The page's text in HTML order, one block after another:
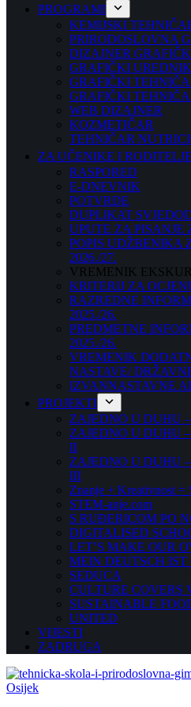
PROGRAMI
KEMIJSKI
PRIRODOSLOVNA
DIZAJNER
GRAFIČKI
GRAFIČKI
GRAFIČKI
WEB DIZAJNER
KOZMETIČAR
TEHNIČAR
ZA UČENIKE I RODITELJE
RASPORED
E-DNEVNIK
POTVRDE
DUPLIKAT
UPUTE ZA PISANJE
POPIS UDŽBENIKA
2026./27.
VREMENIK
KRITERIJ ZA
RAZREDNE
2025./26.
PREDMETNE
2025./26.
VREMENIK
NASTAVE/
IZVANNASTAVNE
PROJEKTI
ZAJEDNO U DUHU
ZAJEDNO U DUHU
II
ZAJEDNO U DUHU
III
Znanje + Kreativnost =
STEM-anje.com
S RUĐERICOM PO
DIGITALISED
LET’S MAKE OUR
MEIN DEUTSCH IST
SEDUCA
CULTURE COVERS
SUSTAINABLE
UNITED
VIJESTI
ZADRUGA